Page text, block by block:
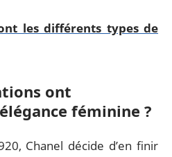
les différents types de
ont
féminine ?
Chanel décide d’en finir